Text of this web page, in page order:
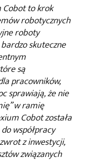
Cobot to krok
robotycznych
roboty
skuteczne
są
pracowników,
sprawiają, że nie
w ramię
Cobot została
współpracy
z inwestycji,
związanych